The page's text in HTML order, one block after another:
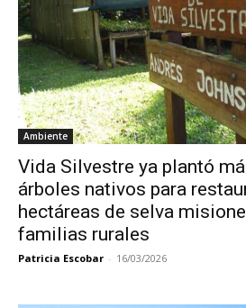
Ambiente
Vida Silvestre ya plantó
árboles nativos para
hectáreas de selva
familias rurales
Patricia Escobar - 16/03/2026